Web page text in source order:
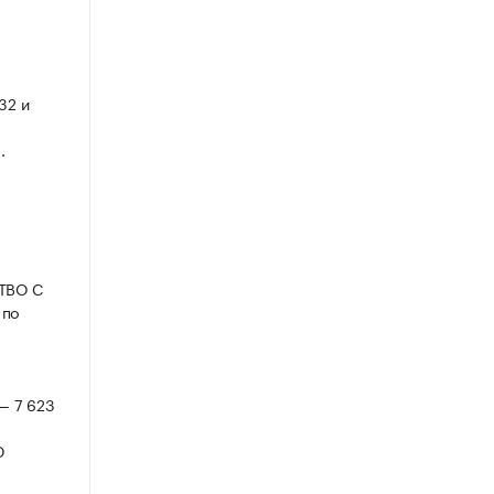
и
С
7 623